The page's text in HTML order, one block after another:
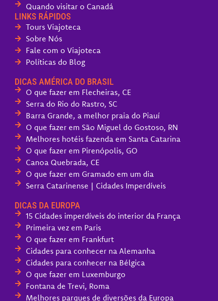
Quando visitar o Canadá
LINKS RÁPIDOS
Tours Viajoteca
Sobre Nós
Fale com o Viajoteca
Políticas do Blog
DICAS AMÉRICA DO BRASIL
O que fazer em Flecheiras, CE
Serra do Rio do Rastro, SC
Barra Grande, a melhor praia do Piauí
O que fazer em São Miguel do Gostoso, RN
Melhores hotéis fazenda em Santa Catarina
O que fazer em Pirenópolis, GO
Canoa Quebrada, CE
O que fazer em Gramado em um dia
Serra Catarinense | Cidades Imperdíveis
DICAS DA EUROPA
15 Cidades imperdíveis do interior da França
Primeira vez em Paris
O que fazer em Frankfurt
Cidades para conhecer na Alemanha
Cidades para conhecer na Bélgica
O que fazer em Luxemburgo
Fontana de Trevi, Roma
Melhores parques de diversões da Europa